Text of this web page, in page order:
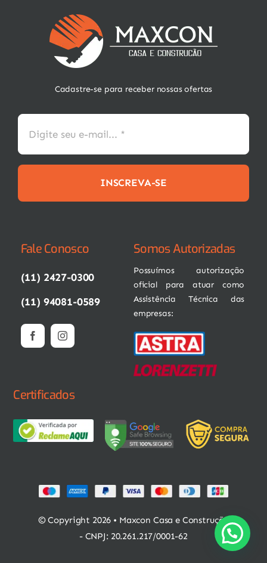
Cadastre-se para receber nossas ofertas
INSCREVA-SE
Fale Conosco
(11) 2427-0300
(11) 94081-0589
Somos Autorizadas
Possuímos autorização
oficial para atuar como
Assistência Técnica das
empresas:
Certificados
© Copyright 2026 • Maxcon Casa e Construção
- CNPJ: 20.261.217/0001-62